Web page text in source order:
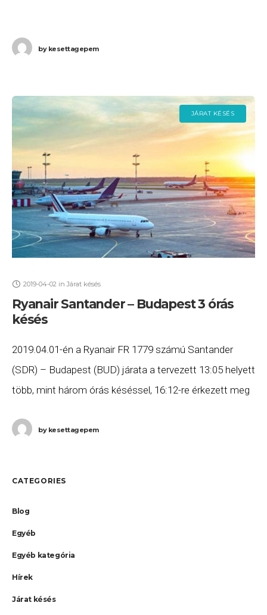
bykesettagepem
JÁRAT KÉSÉS
2019-04-02 in Járat késés
Ryanair Santander – Budapest 3 órás
késés
2019.04.01-én a Ryanair FR 1779 számú Santander
(SDR) – Budapest (BUD) járata a tervezett 13:05 helyett
több, mint három órás késéssel, 16:12-re érkezett meg
bykesettagepem
CATEGORIES
Blog
Egyéb
Egyéb kategória
Hírek
Járat késés